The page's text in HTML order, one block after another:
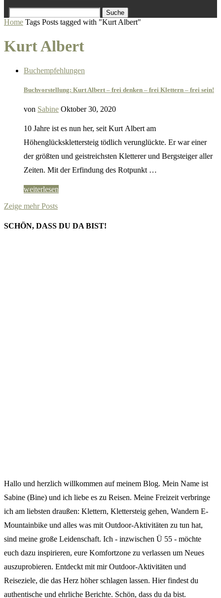
Suche
Home Tags Posts tagged with "Kurt Albert"
Kurt Albert
Buchempfehlungen
Buchvorstellung: Kurt Albert – frei denken – frei Klettern – frei sein!
von Sabine Oktober 30, 2020
10 Jahre ist es nun her, seit Kurt Albert am
Höhenglücksklettersteig tödlich verunglückte. Er war einer
der größten und geistreichsten Kletterer und Bergsteiger aller
Zeiten. Mit der Erfindung des Rotpunkt …
weiterlesen
Zeige mehr Posts
SCHÖN, DASS DU DA BIST!
Hallo und herzlich willkommen auf meinem Blog. Mein Name ist
Sabine (Bine) und ich liebe es zu Reisen. Meine Freizeit verbringe
ich am liebsten draußen: Klettern, Klettersteig gehen, Wandern E-
Mountainbike und alles was mit Outdoor-Aktivitäten zu tun hat,
sind meine große Leidenschaft. Ich - inzwischen Ü 55 - möchte
euch dazu inspirieren, eure Komfortzone zu verlassen um Neues
auszuprobieren. Entdeckt mit mir Outdoor-Aktivitäten und
Reiseziele, die das Herz höher schlagen lassen. Hier findest du
authentische und ehrliche Berichte. Schön, dass du da bist.